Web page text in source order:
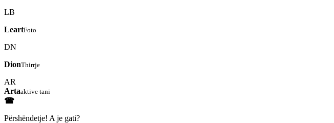
LB
LeartFoto
DN
DionThirrje
AR
Artaaktive tani
☎
Përshëndetje! A je gati?